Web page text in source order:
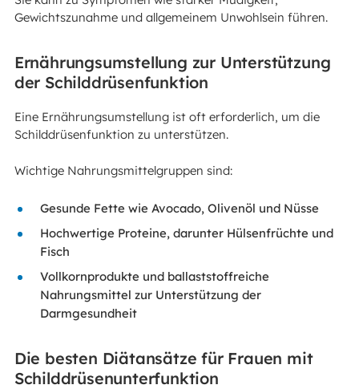
Gewichtszunahme und allgemeinem Unwohlsein führen.
Ernährungsumstellung zur Unterstützung
der Schilddrüsenfunktion
Eine Ernährungsumstellung ist oft erforderlich, um die
Schilddrüsenfunktion zu unterstützen.
Wichtige Nahrungsmittelgruppen sind:
Gesunde Fette wie Avocado, Olivenöl und Nüsse
Hochwertige Proteine, darunter Hülsenfrüchte und
Fisch
Vollkornprodukte und ballaststoffreiche
Nahrungsmittel zur Unterstützung der
Darmgesundheit
Die besten Diätansätze für Frauen mit
Schilddrüsenunterfunktion